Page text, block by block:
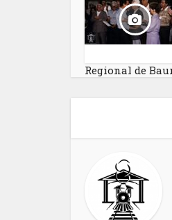
Regional de